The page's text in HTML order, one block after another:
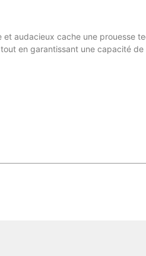
audacieux cache une prouesse
en garantissant une capacité